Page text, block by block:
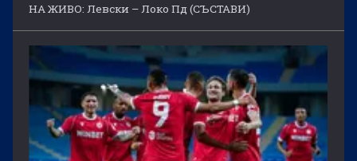
НА ЖИВО: Левски – Локо Пд (СЪСТАВИ)